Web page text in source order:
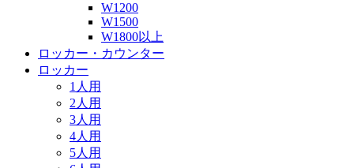
W1200
W1500
W1800以上
ロッカー・カウンター
ロッカー
1人用
2人用
3人用
4人用
5人用